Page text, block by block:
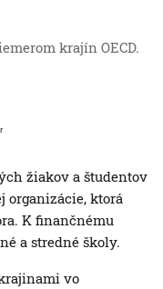
krajín OECD.
žiakov a študentov
organizácie, ktorá
K finančnému
a stredné školy.
vo